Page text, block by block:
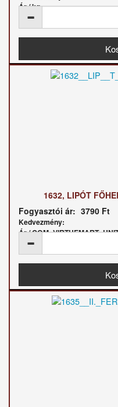
Ár / kg:
1632, LIPÓT
Fogyasztói ár: 3790 Ft
Kedvezmény:
Ár /